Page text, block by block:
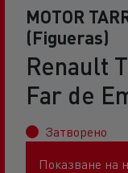
MOTOR
(Figueras)
Renault
Far de
Затворено
Показване на